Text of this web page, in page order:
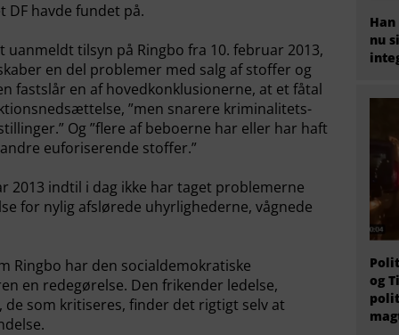
havde fundet på.
uanmeldt tilsyn på Ringbo fra 10. februar 2013,
en del problemer med salg af stoffer og
fastslår en af hovedkonklusionerne, at et fåtal
”men snarere kriminalitets-
Og ”flere af beboerne har eller har haft
euforiserende stoffer.”
2013 indtil i dag ikke har taget problemerne
for nylig afslørede uhyrlighederne, vågnede
Ringbo har den socialdemokratiske
en redegørelse. Den frikender ledelse,
som kritiseres, finder det rigtigt selv at
nu
og